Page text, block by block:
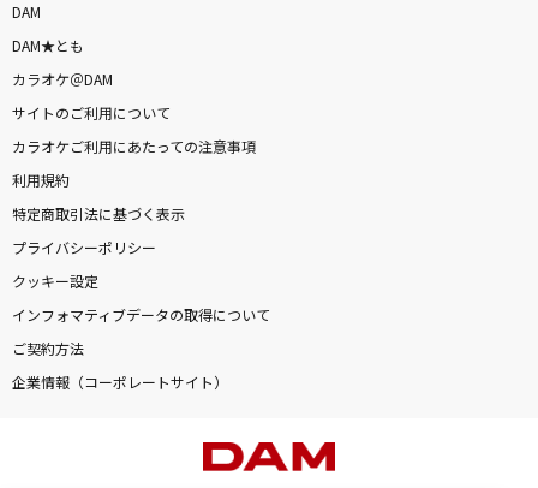
DAM
DAM★とも
カラオケ＠DAM
サイトのご利用について
カラオケご利用にあたっての注意事項
利用規約
特定商取引法に基づく表示
プライバシーポリシー
クッキー設定
インフォマティブデータの取得について
ご契約方法
企業情報（コーポレートサイト）